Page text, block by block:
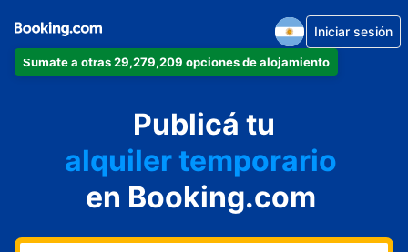
Sumate a otras 29,279,209 opciones de alojamiento
Iniciar sesión
Publicá tu
departamento
hotel
alquiler temporario
cabaña
aparthotel
en Booking.com